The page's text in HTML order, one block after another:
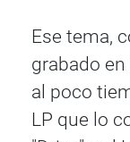
Ese tema,
grabado
al poco
LP que lo